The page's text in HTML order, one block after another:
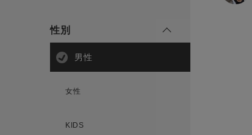
性別
男性
女性
KIDS